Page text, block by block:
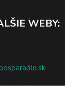
WEBY: